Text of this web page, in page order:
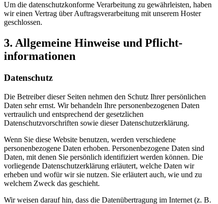
Um die datenschutzkonforme Verarbeitung zu gewährleisten, haben
wir einen Vertrag über Auftragsverarbeitung mit unserem Hoster
geschlossen.
3. Allgemeine Hinweise und Pflicht­
informationen
Datenschutz
Die Betreiber dieser Seiten nehmen den Schutz Ihrer persönlichen
Daten sehr ernst. Wir behandeln Ihre personenbezogenen Daten
vertraulich und entsprechend der gesetzlichen
Datenschutzvorschriften sowie dieser Datenschutzerklärung.
Wenn Sie diese Website benutzen, werden verschiedene
personenbezogene Daten erhoben. Personenbezogene Daten sind
Daten, mit denen Sie persönlich identifiziert werden können. Die
vorliegende Datenschutzerklärung erläutert, welche Daten wir
erheben und wofür wir sie nutzen. Sie erläutert auch, wie und zu
welchem Zweck das geschieht.
Wir weisen darauf hin, dass die Datenübertragung im Internet (z. B.